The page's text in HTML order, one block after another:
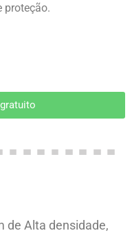
proteção.
de Alta densidade,